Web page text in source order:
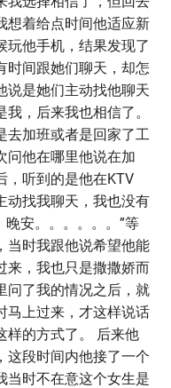
想着给点时间他适应新
玩他手机，结果发现了
时间跟她们聊天，却怎
说是她们主动找他聊天
，后来我也相信了。
去加班或者是回家了工
问他在哪里他说在加
，听到的是他在KTV
动找我聊天，我也没有
晚安。。。。。。”等
当时我跟他说希望他能
来，我也只是撒撒娇而
问了我的情况之后，就
马上过来，才这样说话
样的方式了。 后来他
这段时间内他接了一个
当时不在意这个女生是